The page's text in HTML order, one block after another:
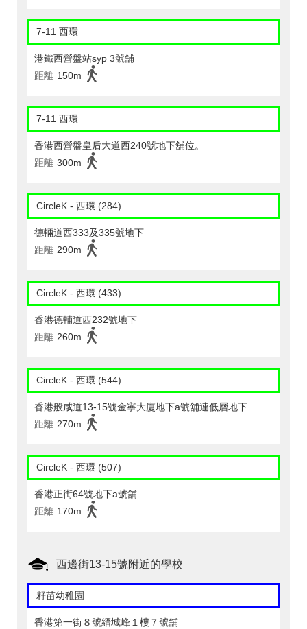
7-11 西環
港鐵西營盤站syp 3號舖
距離 150m
7-11 西環
香港西營盤皇后大道西240號地下舖位。
距離 300m
CircleK - 西環 (284)
德輛道西333及335號地下
距離 290m
CircleK - 西環 (433)
香港德輔道西232號地下
距離 260m
CircleK - 西環 (544)
香港般咸道13-15號金寧大廈地下a號舖連低層地下
距離 270m
CircleK - 西環 (507)
香港正街64號地下a號舖
距離 170m
西邊街13-15號附近的學校
籽苗幼稚園
香港第一街８號縉城峰１樓７號舖